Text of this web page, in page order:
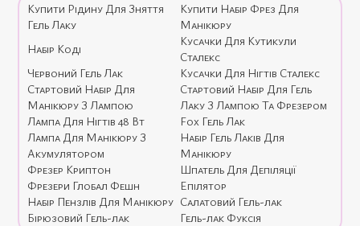
Купити Рідину Для Зняття
Гель Лаку
Купити Набір Фрез Для
Манікюру
Набір Коді
Кусачки Для Кутикули
Сталекс
Червоний Гель Лак
Кусачки Для Нігтів Сталекс
Стартовий Набір Для
Манікюру З Лампою
Стартовий Набір Для Гель
Лаку З Лампою Та Фрезером
Лампа Для Нігтів 48 Вт
Fox Гель Лак
Лампа Для Манікюру З
Акумулятором
Набір Гель Лаків Для
Манікюру
Фрезер Криптон
Шпатель Для Депіляції
Фрезери Глобал Фешн
Епілятор
Набір Пензлів Для Манікюру Салатовий Гель-лак
Бірюзовий Гель-лак
Гель-лак Фуксія